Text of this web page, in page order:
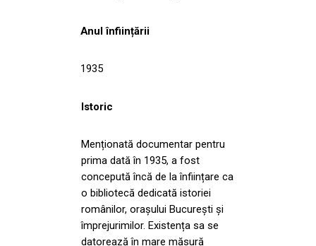
Anul înființării
1935
Istoric
Menționată documentar pentru
prima dată în 1935, a fost
concepută încă de la înființare ca
o bibliotecă dedicată istoriei
românilor, orașului București și
împrejurimilor. Existența sa se
datorează în mare măsură